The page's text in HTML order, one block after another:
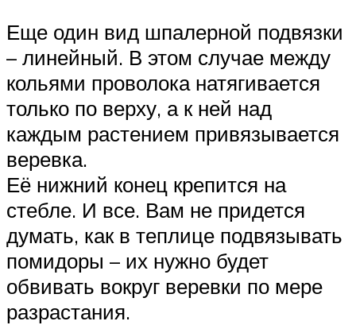
Еще один вид шпалерной подвязки
– линейный. В этом случае между
кольями проволока натягивается
только по верху, а к ней над
каждым растением привязывается
веревка.
Её нижний конец крепится на
стебле. И все. Вам не придется
думать, как в теплице подвязывать
помидоры – их нужно будет
обвивать вокруг веревки по мере
разрастания.